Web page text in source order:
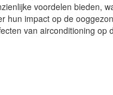
voordelen bieden,
hun impact op de
van airconditioning op